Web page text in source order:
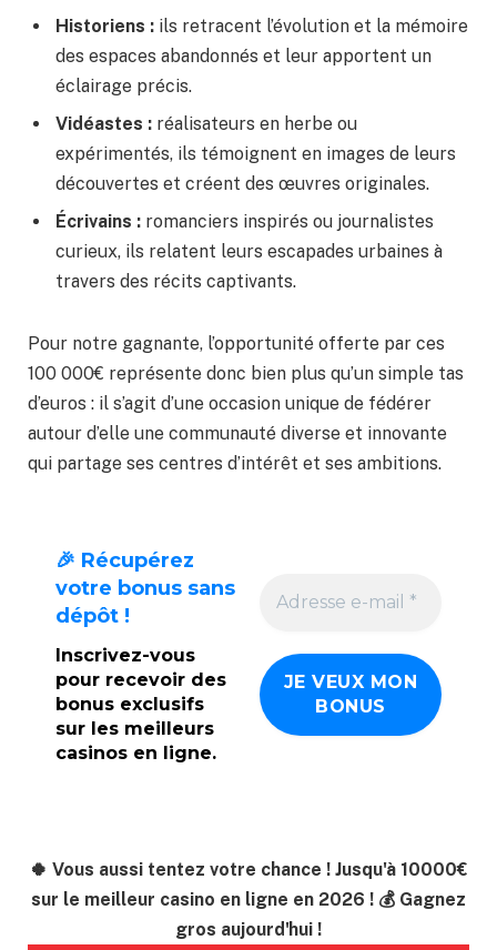
Historiens : ils retracent l’évolution et la mémoire
des espaces abandonnés et leur apportent un
éclairage précis.
Vidéastes : réalisateurs en herbe ou
expérimentés, ils témoignent en images de leurs
découvertes et créent des œuvres originales.
Écrivains : romanciers inspirés ou journalistes
curieux, ils relatent leurs escapades urbaines à
travers des récits captivants.
Pour notre gagnante, l’opportunité offerte par ces
100 000€ représente donc bien plus qu’un simple tas
d’euros : il s’agit d’une occasion unique de fédérer
autour d’elle une communauté diverse et innovante
qui partage ses centres d’intérêt et ses ambitions.
🎉 Récupérez
votre bonus sans
dépôt !
Inscrivez-vous
pour recevoir des
bonus exclusifs
sur les meilleurs
casinos en ligne.
🍀 Vous aussi tentez votre chance ! Jusqu'à 10000€
sur le meilleur casino en ligne en 2026 ! 💰 Gagnez
gros aujourd'hui !